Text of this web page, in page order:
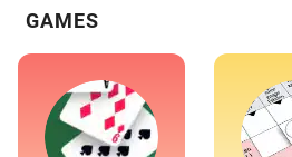
GAMES